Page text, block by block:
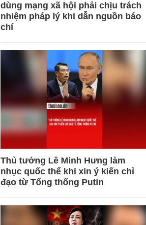
dùng mạng xã hội phải chịu trách
nhiệm pháp lý khi dẫn nguồn báo
chí
Thủ tướng Lê Minh Hưng làm
nhục quốc thể khi xin ý kiến chỉ
đạo từ Tổng thống Putin